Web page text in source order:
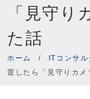
「見守り
た話
ホーム / ITコンサ
置したら「見守りカ